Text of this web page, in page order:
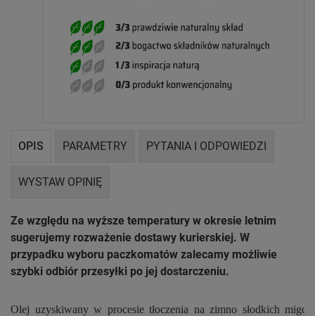
OPIS PARAMETRY PYTANIA I ODPOWIEDZI
WYSTAW OPINIĘ
Ze względu na wyższe temperatury w okresie letnim
sugerujemy rozważenie dostawy kurierskiej. W
przypadku wyboru paczkomatów zalecamy możliwie
szybki odbiór przesyłki po jej dostarczeniu.
Olej uzyskiwany w procesie tłoczenia na zimno słodkich